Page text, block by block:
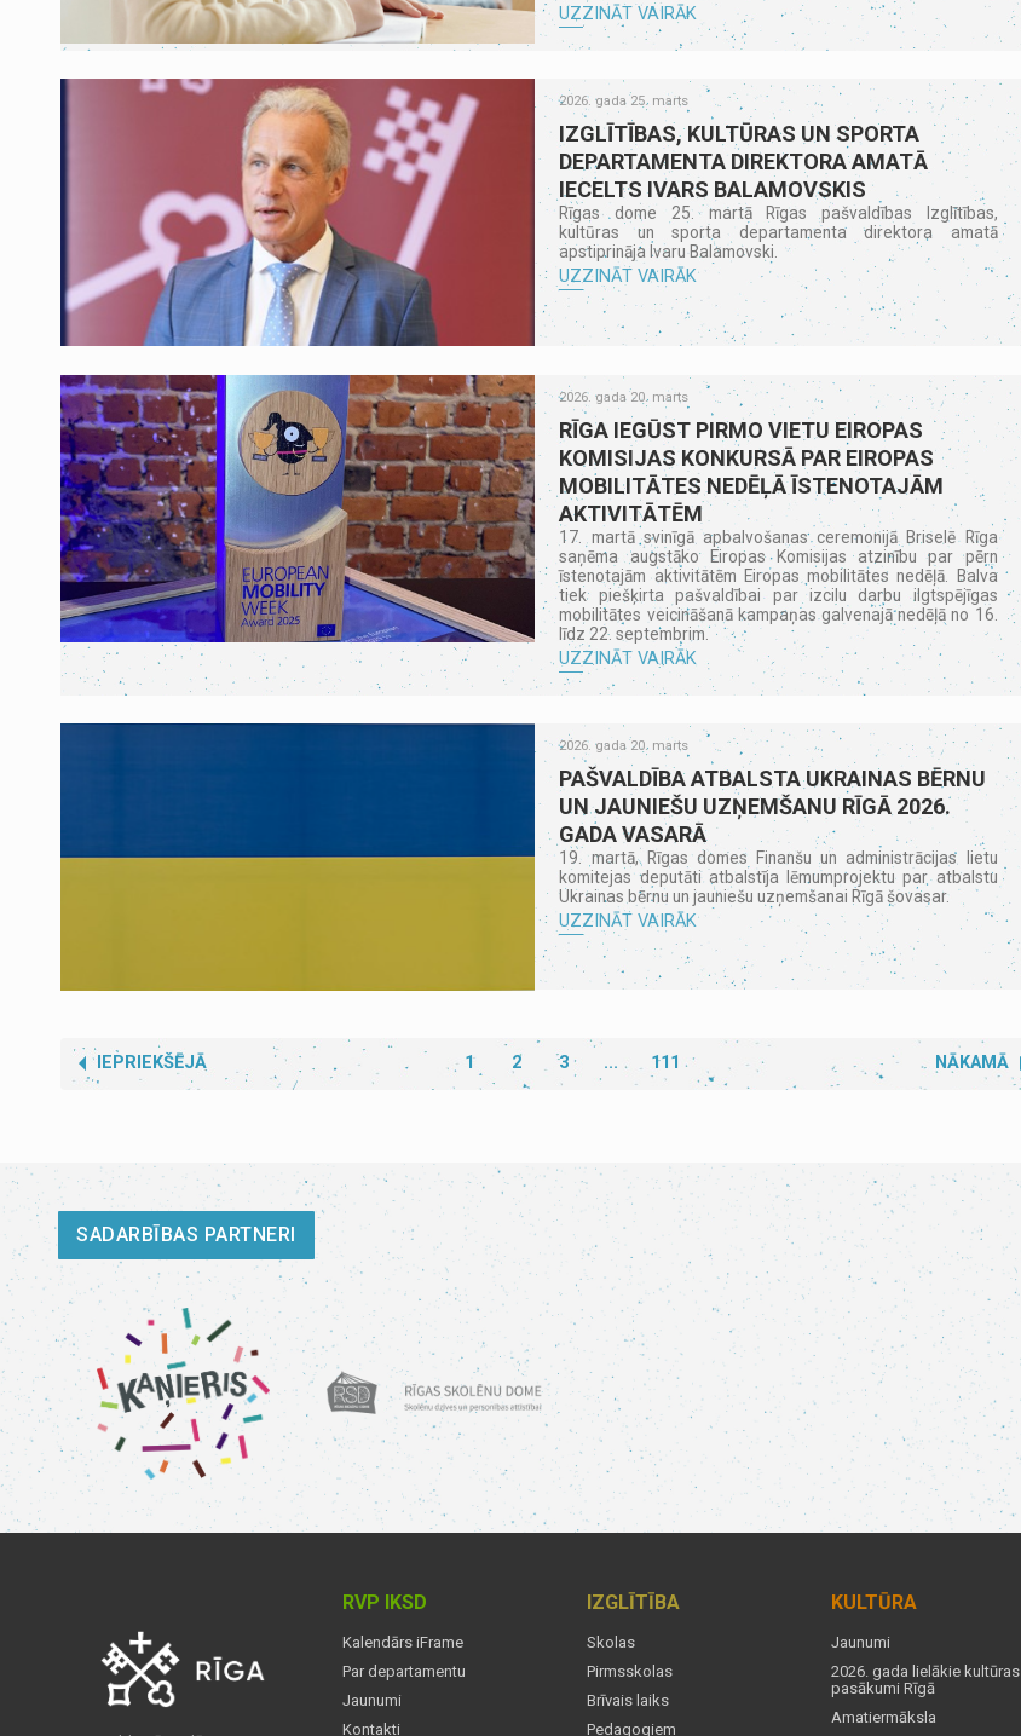
UZZINĀT VAIRĀK
2026. gada 25. marts
IZGLĪTĪBAS, KULTŪRAS UN SPORTA
DEPARTAMENTA DIREKTORA AMATĀ
IECELTS IVARS BALAMOVSKIS
Rīgas dome 25. martā Rīgas pašvaldības Izglītības,
kultūras un sporta departamenta direktora amatā
apstiprināja Ivaru Balamovski.
UZZINĀT VAIRĀK
2026. gada 20. marts
RĪGA IEGŪST PIRMO VIETU EIROPAS
KOMISIJAS KONKURSĀ PAR EIROPAS
MOBILITĀTES NEDĒĻĀ ĪSTENOTAJĀM
AKTIVITĀTĒM
17. martā svinīgā apbalvošanas ceremonijā Briselē Rīga
saņēma augstāko Eiropas Komisijas atzinību par pērn
īstenotajām aktivitātēm Eiropas mobilitātes nedēļā. Balva
tiek piešķirta pašvaldībai par izcilu darbu ilgtspējīgas
mobilitātes veicināšanā kampaņas galvenajā nedēļā no 16.
līdz 22. septembrim.
UZZINĀT VAIRĀK
2026. gada 20. marts
PAŠVALDĪBA ATBALSTA UKRAINAS BĒRNU
UN JAUNIEŠU UZŅEMŠANU RĪGĀ 2026.
GADA VASARĀ
19. martā, Rīgas domes Finanšu un administrācijas lietu
komitejas deputāti atbalstīja lēmumprojektu par atbalstu
Ukrainas bērnu un jauniešu uzņemšanai Rīgā šovasar.
UZZINĀT VAIRĀK
IEPRIEKŠĒJĀ 1 2 3 NĀKAMĀ
... 111
SADARBĪBAS PARTNERI
RVP IKSD
Kalendārs iFrame
Par departamentu
Jaunumi
Kontakti
IZGLĪTĪBA
Skolas
Pirmsskolas
Brīvais laiks
Pedagogiem
KULTŪRA
Jaunumi
2026. gada lielākie kultūras
pasākumi Rīgā
Amatiermāksla